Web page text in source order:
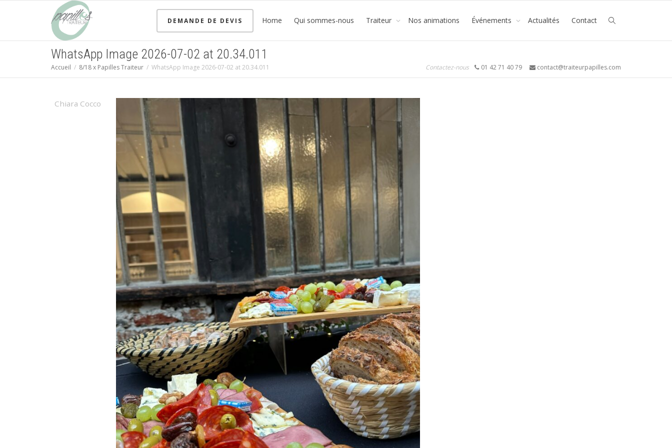
DEMANDE DE DEVIS Home Qui sommes-nous Traiteur Nos animations Événements Actualités Contact
WhatsApp Image 2026-07-02 at 20.34.011
Accueil 8/18 x Papilles Traiteur WhatsApp Image 2026-07-02 at 20.34.011 Contactez-nous 01 42 71 40 79 contact@traiteurpapilles.com
Chiara Cocco